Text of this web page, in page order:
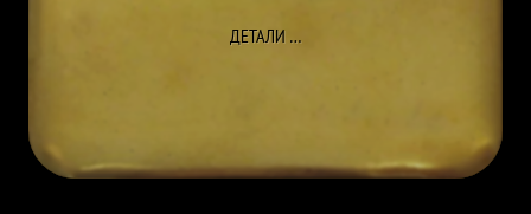
ДЕТАЛИ…ДО EDUARD CHALOUPKA